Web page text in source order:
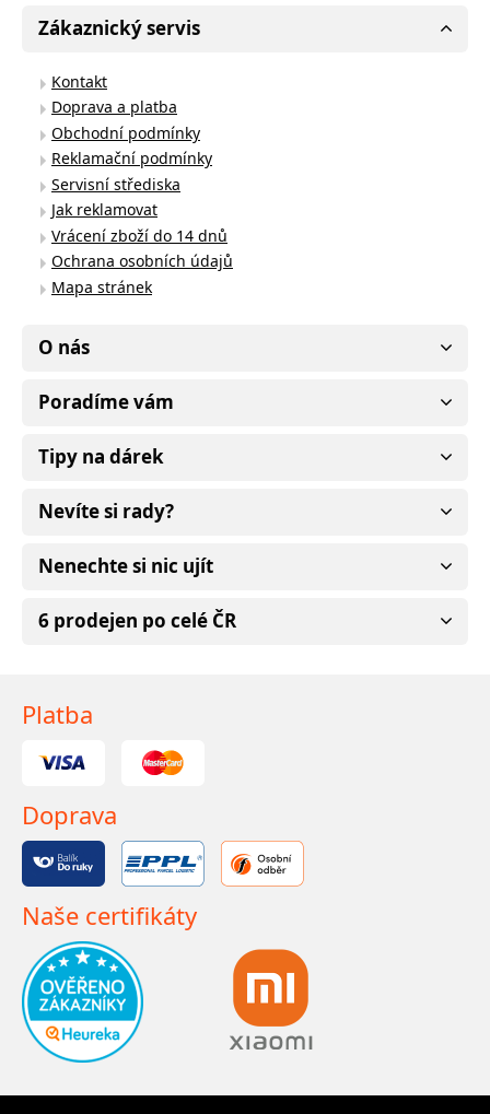
Zákaznický servis
Kontakt
Doprava a platba
Obchodní podmínky
Reklamační podmínky
Servisní střediska
Jak reklamovat
Vrácení zboží do 14 dnů
Ochrana osobních údajů
Mapa stránek
O nás
Poradíme vám
Tipy na dárek
Nevíte si rady?
Nenechte si nic ujít
6 prodejen po celé ČR
Platba
Doprava
Naše certifikáty